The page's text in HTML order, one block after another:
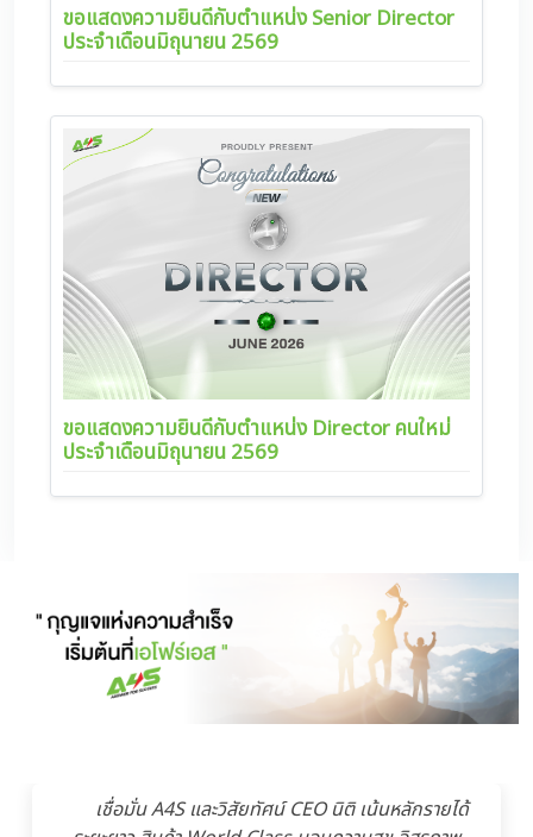
ขอแสดงความยินดีกับตำแหน่ง Senior Director
ประจำเดือนมิถุนายน 2569
ขอแสดงความยินดีกับตำแหน่ง Director คนใหม่
ประจำเดือนมิถุนายน 2569
เชื่อมั่น A4S และวิสัยทัศน์ CEO นิติ เน้นหลักรายได้